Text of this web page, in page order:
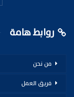
روابط هامة
من نحن
فريق العمل